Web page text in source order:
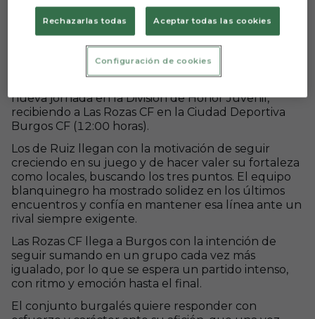
Aún no hay reacciones. ¡Sé el primero!
BCF Juvenil A - Las Rozas CF (domingo 9; 12:00;
C.D. Burgos CF)
nueva jornada en la División de Honor Juvenil,
recibiendo a Las Rozas CF en la Ciudad Deportiva
Burgos CF (12:00 horas).
Los de Ruiz llegan con la motivación de seguir
creciendo en su juego y de hacer valer su fortaleza
como locales, buscando los tres puntos. El equipo
blanquinegro ha mostrado solidez en los últimos
encuentros y confía en mantener esa línea ante un
rival siempre exigente.
Las Rozas CF llega a Burgos con la intención de
seguir sumando en un grupo cada vez más
igualado, por lo que se espera un partido intenso,
con ritmo y emoción hasta el final.
El conjunto burgalés quiere responder con
Rechazarlas todas Aceptar todas las cookies
Configuración de cookies